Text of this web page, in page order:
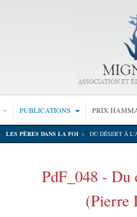
PUBLICATIONS PRIX
LES PÈRES DANS LA FOI DU DÉSERT À
PdF_048 - Du
(Pierre